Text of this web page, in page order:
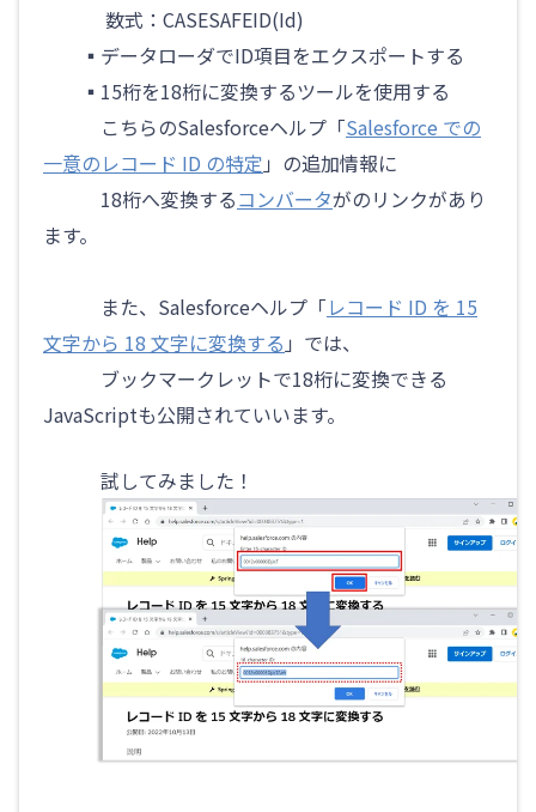
数式： CASESAFEID(Id)
▪データローダでID項目をエクスポートする
▪15桁を18桁に変換するツールを使用する
こちらのSalesforceヘルプ「Salesforce での
一意のレコード ID の特定 」の追加情報に
18桁へ変換するコンバータがのリンクがあり
ます。
また、Salesforceヘルプ「レコード ID を 15
文字から 18 文字に変換する 」では、
ブックマークレットで18桁に変換できる
JavaScriptも公開されていいます。
試してみました！